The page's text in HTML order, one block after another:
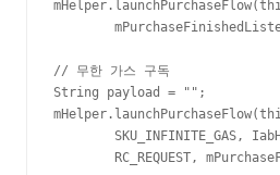
mHelper.launchPurchaseFlow(this,
// 무한 가스 구독
String payload = "";
SKU_INFINITE_GAS,
RC_REQUEST,